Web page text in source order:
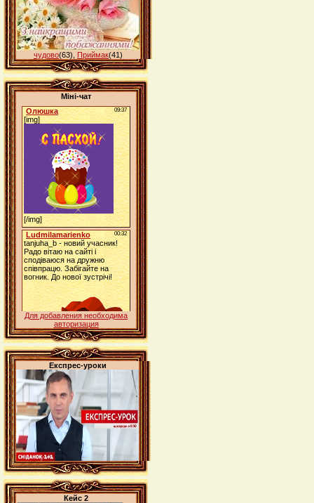
чудово(63) Приймак(41)
Міні-чат
Для добавления необходима
авторизация
Експрес-уроки
Кейс 2